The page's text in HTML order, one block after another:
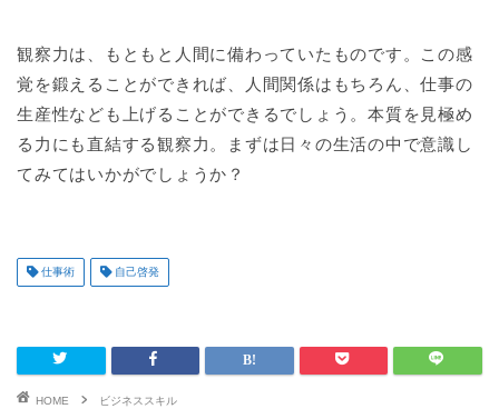
観察力は、もともと人間に備わっていたものです。この感
覚を鍛えることができれば、人間関係はもちろん、仕事の
生産性なども上げることができるでしょう。本質を見極め
る力にも直結する観察力。まずは日々の生活の中で意識し
てみてはいかがでしょうか？
仕事術 自己啓発
HOME
ビジネススキル